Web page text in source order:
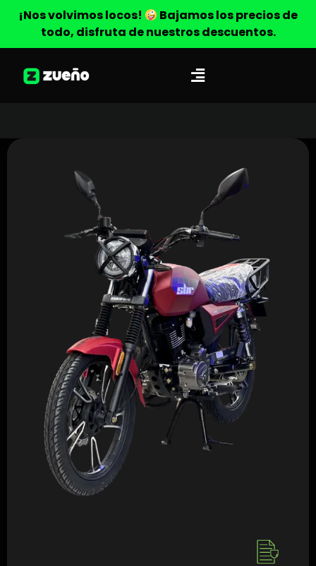
¡Nos volvimos locos!
Bajamos los precios de
todo, disfruta de nuestros descuentos.